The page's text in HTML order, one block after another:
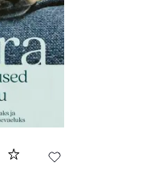
Haridus (20)